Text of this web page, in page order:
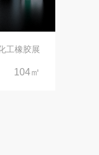
工橡胶展
104㎡